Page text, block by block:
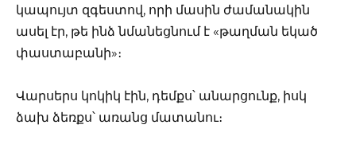
կապույտ զգեստով, որի մասին ժամանակին
ասել էր, թե ինձ նմանեցնում է «թաղման եկած
փաստաբանի»։
Վարսերս կոկիկ էին, դեմքս՝ անարցունք, իսկ
ձախ ձեռքս՝ առանց մատանու։